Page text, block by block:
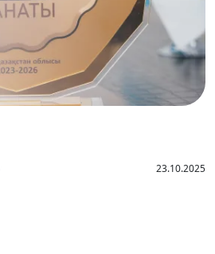
23.10.2025